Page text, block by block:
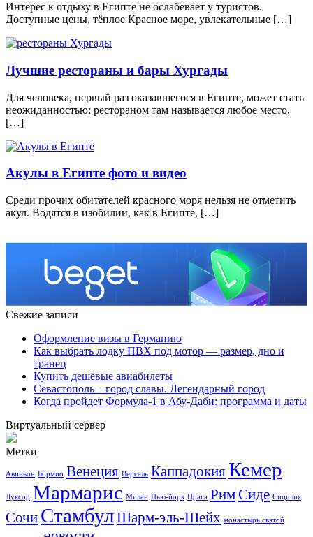
Интерес к отдыху в Египте не ослабевает у туристов.
Доступные цены, тёплое Красное море, увлекательные […]
Лучшие рестораны и бары Хургады
Для человека, первый раз оказавшегося в Египте, может стать
неожиданностью: рестораном там называется любое место,
[…]
Акулы в Египте фото и видео
Среди прочих обитателей красного моря нельзя не отметить
акул. Водятся в изобилии, как в Египте, […]
Свежие записи
Оформление визы в Германию
Как выбрать лодку ПВХ под мотор — размер, дно и
транец
Купить дешёвые авиабилеты
Севастополь – город славы. Легендарный город
Когда пройдет Формула-1 в Абу-Даби: программа и даты
Виртуальный сервер
Метки
Авиньон Бормио Венеция Версаль КаппадокияКемер
Луксор Мармарис Милан Нью-йорк Прага РимСиде Сицилия
Сочи СтамбулШарм-эль-Шейх монастырь святой